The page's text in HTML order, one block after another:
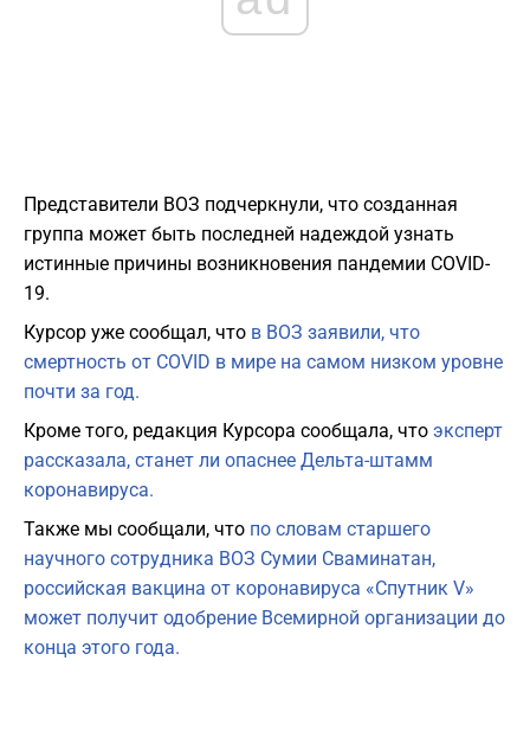
Представители ВОЗ подчеркнули, что созданная
группа может быть последней надеждой узнать
истинные причины возникновения пандемии COVID-
19.
Курсор уже сообщал, что в ВОЗ заявили, что
смертность от COVID в мире на самом низком уровне
почти за год.
Кроме того, редакция Курсора сообщала, что эксперт
рассказала, станет ли опаснее Дельта-штамм
коронавируса.
Также мы сообщали, что по словам старшего
научного сотрудника ВОЗ Сумии Сваминатан,
российская вакцина от коронавируса «Спутник V»
может получит одобрение Всемирной организации до
конца этого года.